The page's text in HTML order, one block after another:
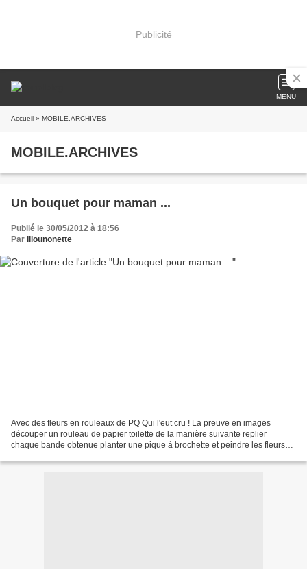
Publicité
MENU
Accueil » MOBILE.ARCHIVES
MOBILE.ARCHIVES
Un bouquet pour maman ...
Publié le 30/05/2012 à 18:56
Par lilounonette
Avec des fleurs en rouleaux de PQ Qui l'eut cru ! La preuve en images
découper un rouleau de papier toilette de la manière suivante replier
chaque bande obtenue planter une pique à brochette et peindre les fleurs